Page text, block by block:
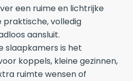
een ruime en lichtrijke
volledig
aansluit.
slaapkamers is het
koppels, kleine gezinnen,
ruimte wensen of